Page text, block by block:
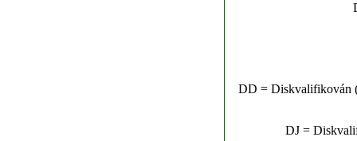
DD = Diskvalifikován
DJ =